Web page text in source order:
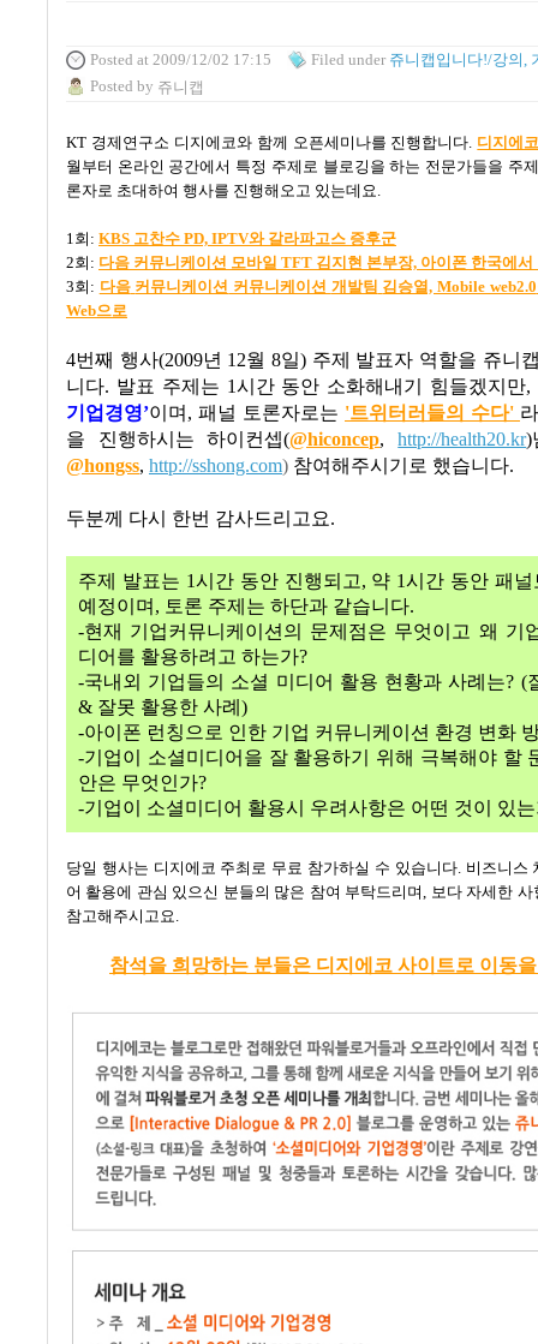
Posted at 2009/12/02 17:15 Filed under 쥬니캡입니다!/강의,
Posted by 쥬니캡
KT 경제연구소 디지에코와 함께 오픈세미나를 진행합니다 디지에
월부터 온라인 공간에서 특정 주제로 블로깅을 하는 전문가들을 주
론자로 초대하여 행사를 진행해오고 있는데요
1 회 : KBS 고찬수 PD, IPTV와 갈라파고스 증후군
2회 : 다음 커뮤니케이션 모바일 TFT 김지현 본부장, 아이폰 한국에서
3회 : 다음 커뮤니케이션 커뮤니케이션 개발팀 김승열, Mobile web2.0
Web으로
4번째 행사(2009년 12월 8일) 주제 발표자 역할을 쥬니
니다. 발표 주제는 1시간 동안 소화해내기 힘들겠지만,
기업경영’이며 , 패널 토론자로는 '트위터러들의 수다'
을 진행하시는 하이컨셉(@hiconcep, http://health20.kr)
@hongss, http://sshong.com) 참여해주시기로 했습니다.
두분께 다시 한번 감사드리고요.
주제 발표는 1시간 동안 진행되고, 약 1시간 동안 패
예정이며 , 토론 주제는 하단과 같습니다.
-현재 기업커뮤니케이션의 문제점은 무엇이고 왜 기
디어를 활용하려고 하는가?
-국내외 기업들의 소셜 미디어 활용 현황과 사례는? (
& 잘못 활용한 사례 )
-아이폰 런칭으로 인한 기업 커뮤니케이션 환경 변화
-기업이 소셜미디어을 잘 활용하기 위해 극복해야 할
안은 무엇인가?
-기업이 소셜미디어 활용시 우려사항은 어떤 것이 있
당일 행사는 디지에코 주최로 무료 참가하실 수 있습니다. 비즈니스
어 활용에 관심 있으신 분들의 많은 참여 부탁드리며
보다 자세한
참고해주시고요
참석을 희망하는 분들은 디지에코 사이트로 이동